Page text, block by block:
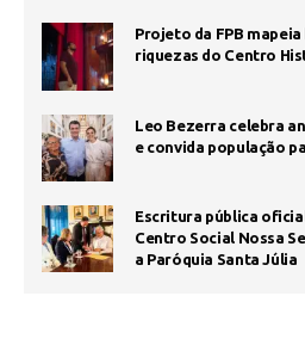
Projeto da FPB
riquezas do Centro
Leo Bezerra celebra
e convida população
Escritura pública
Centro Social Nossa
a Paróquia Santa Júlia